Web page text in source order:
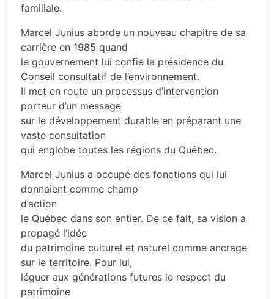
familiale.
Marcel Junius aborde un nouveau chapitre de sa
carrière en 1985 quand
le gouvernement lui confie la présidence du
Conseil consultatif de l’environnement.
Il met en route un processus d’intervention
porteur d’un message
sur le développement durable en préparant une
vaste consultation
qui englobe toutes les régions du Québec.
Marcel Junius a occupé des fonctions qui lui
donnaient comme champ
d’action
le Québec dans son entier. De ce fait, sa vision a
propagé l’idée
du patrimoine culturel et naturel comme ancrage
sur le territoire. Pour lui,
léguer aux générations futures le respect du
patrimoine